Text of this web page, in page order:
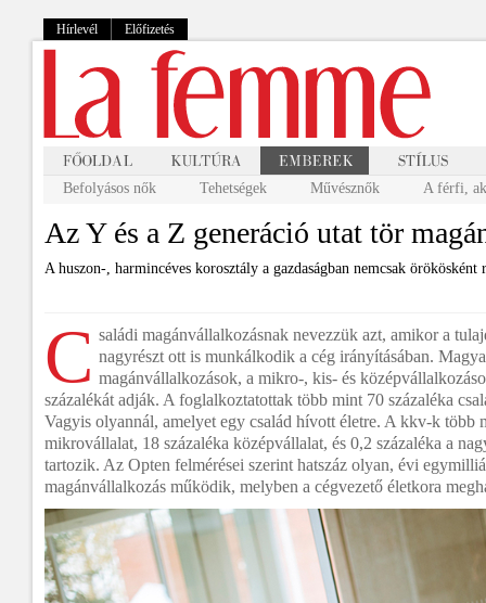
Hírlevél Előfizetés
Befolyásos nők Tehetségek Művésznők A férfi,
Az Y és a Z generáció utat tör
A huszon-, harmincéves korosztály a gazdaságban nemcsak örökösként
C saládi magánvállalkozásnak nevezzük azt, amikor a
nagyrészt ott is munkálkodik a cég irányításában.
magánvállalkozások, a mikro-, kis- és
százalékát adják. A foglalkoztatottak több mint 70 százaléka
Vagyis olyannál, amelyet egy család hívott életre. A kkv-k több
mikrovállalat, 18 százaléka középvállalat, és 0,2 százaléka a
tartozik. Az Opten felmérései szerint hatszáz olyan, évi
magánvállalkozás működik, melyben a cégvezető életkora